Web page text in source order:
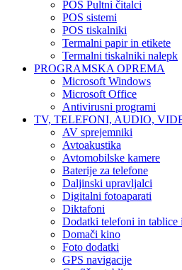
POS Pultni čitalci
POS sistemi
POS tiskalniki
Termalni papir in etikete
Termalni tiskalniki nalepk
PROGRAMSKA OPREMA
Microsoft Windows
Microsoft Office
Antivirusni programi
TV, TELEFONI, AUDIO,
AV sprejemniki
Avtoakustika
Avtomobilske kamere
Baterije za telefone
Daljinski upravljalci
Digitalni fotoaparati
Diktafoni
Dodatki telefoni in tablice
Domači kino
Foto dodatki
GPS navigacije